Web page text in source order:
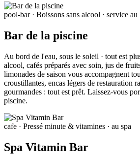
pool-bar· Boissons sans alcool · service
Bar de la piscine
Au bord de l'eau, sous le soleil · tout est
alcool, cafés préparés avec soin, jus de
limonades de saison vous accompagnent
croustillantes, encas légers de restauration
gourmandes : tout est prêt. Laissez-vous
piscine.
cafe · Pressé minute & vitamines · au spa
Spa Vitamin Bar